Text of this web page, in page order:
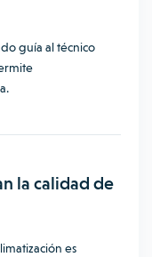
guía al técnico
la calidad de
es